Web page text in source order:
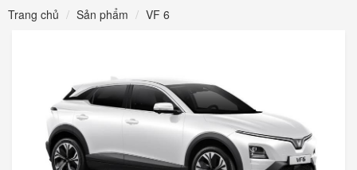
Trang chủ Sản phẩm VF 6